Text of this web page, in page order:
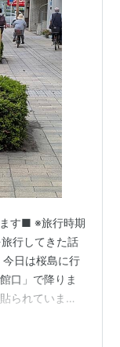
す■ ※旅行時期
行してきた話
日は桜島に行
口」で降りま
られています
。 ターミナル